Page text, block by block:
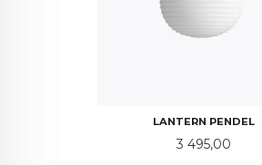
LANTERN PENDEL
Pris
3 495,00